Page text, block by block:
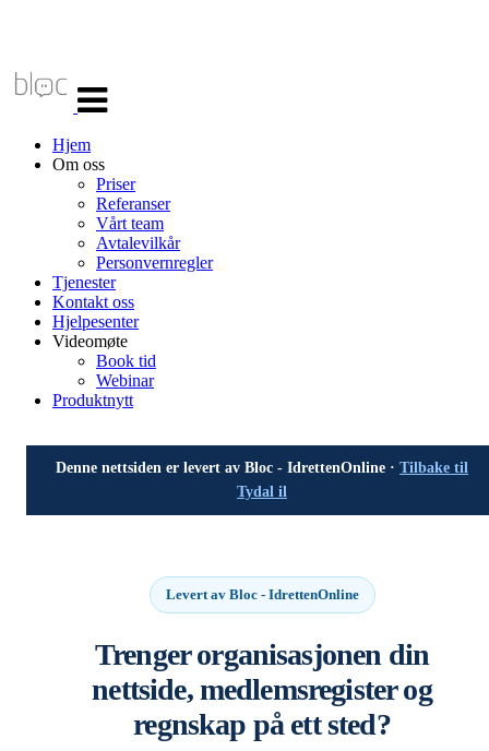
navigasjon
Hjem
Om oss
Priser
Referanser
Vårt team
Avtalevilkår
Personvernregler
Tjenester
Kontakt oss
Hjelpesenter
Videomøte
Book tid
Webinar
Produktnytt
Denne nettsiden er levert av Bloc - IdrettenOnline · Tilbake til
Tydal il
Levert av Bloc - IdrettenOnline
Trenger organisasjonen din
nettside, medlemsregister og
regnskap på ett sted?